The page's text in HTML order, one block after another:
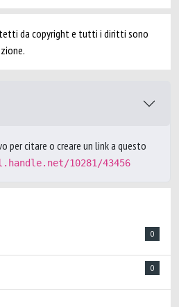
da copyright e tutti i diritti sono
per citare o creare un link a questo
10281/43456
0
0